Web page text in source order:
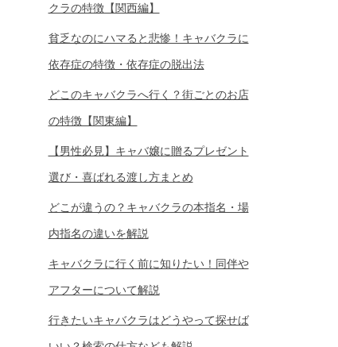
クラの特徴【関西編】
貧乏なのにハマると悲惨！キャバクラに
依存症の特徴・依存症の脱出法
どこのキャバクラへ行く？街ごとのお店
の特徴【関東編】
【男性必見】キャバ嬢に贈るプレゼント
選び・喜ばれる渡し方まとめ
どこが違うの？キャバクラの本指名・場
内指名の違いを解説
キャバクラに行く前に知りたい！同伴や
アフターについて解説
行きたいキャバクラはどうやって探せば